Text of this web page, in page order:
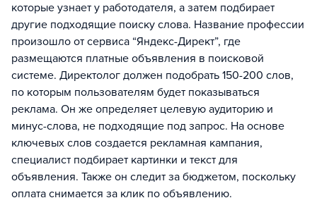
которые узнает у работодателя, а затем подбирает
другие подходящие поиску слова. Название профессии
произошло от сервиса “Яндекс-Директ”, где
размещаются платные объявления в поисковой
системе. Директолог должен подобрать 150-200 слов,
по которым пользователям будет показываться
реклама. Он же определяет целевую аудиторию и
минус-слова, не подходящие под запрос. На основе
ключевых слов создается рекламная кампания,
специалист подбирает картинки и текст для
объявления. Также он следит за бюджетом, поскольку
оплата снимается за клик по объявлению.